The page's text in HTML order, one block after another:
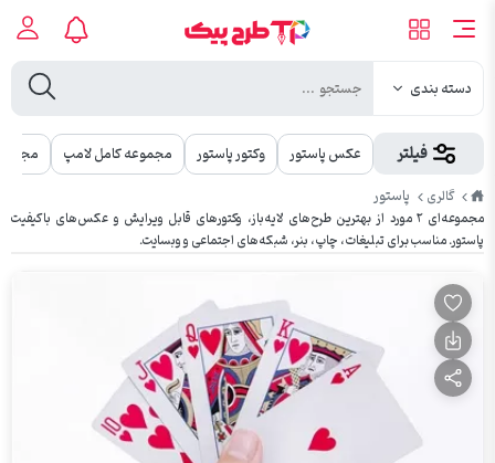
دسته بندی
فیلتر عکس پاستور وکتور پاستور مجموعه کامل لامپ
طرح
پیک
گالری پاستور
مجموعه‌ای ۲ مورد از بهترین طرح‌های لایه‌باز، وکتورهای قابل ویرایش و عکس‌های باکیفیت
پاستور. مناسب برای تبلیغات، چاپ، بنر، شبکه‌های اجتماعی و وبسایت.